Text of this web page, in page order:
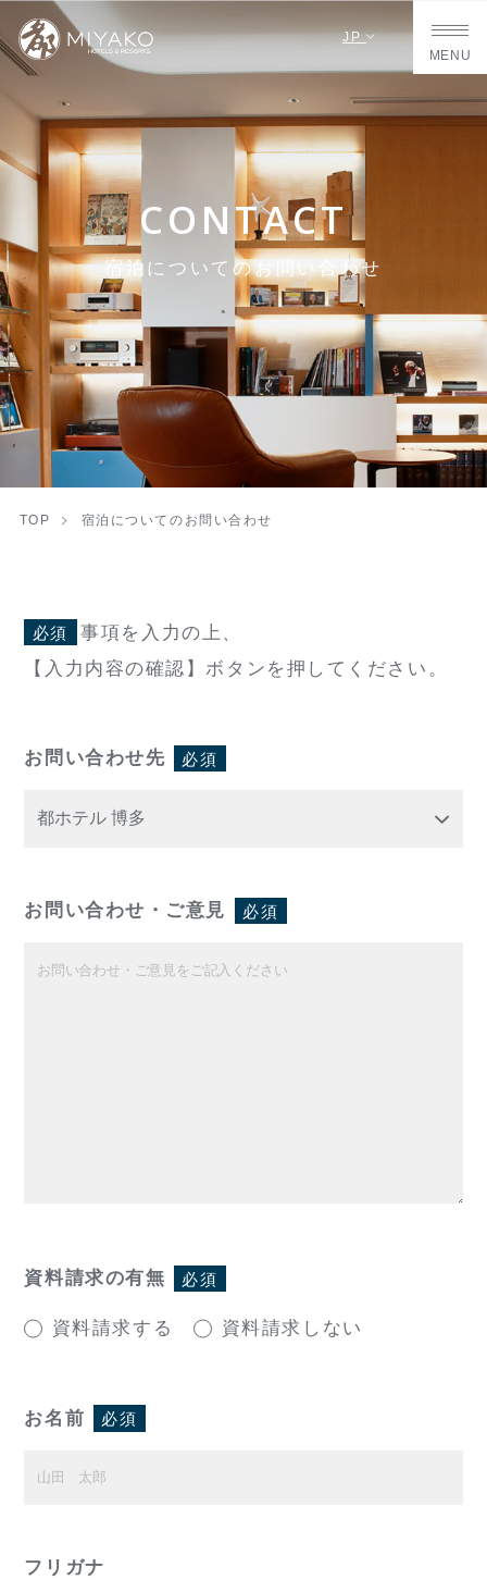
JP
MENU
CONTACT
宿泊についてのお問い合わせ
TOP 宿泊についてのお問い合わせ
必須
事項を入力の上、
【入力内容の確認】ボタンを押してください。
お問い合わせ先 必須
お問い合わせ・ご意見 必須
資料請求の有無 必須
資料請求する 資料請求しない
お名前 必須
フリガナ